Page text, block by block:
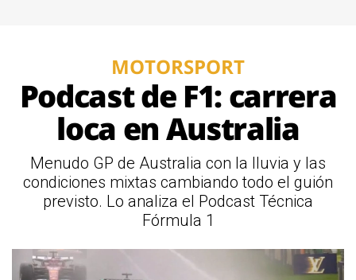
MOTORSPORT
Podcast de F1: carrera
loca en Australia
Menudo GP de Australia con la lluvia y las
condiciones mixtas cambiando todo el guión
previsto. Lo analiza el Podcast Técnica
Fórmula 1